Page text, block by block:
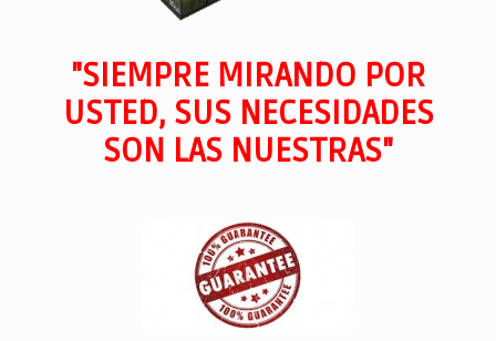
"SIEMPRE MIRANDO POR
USTED, SUS NECESIDADES
SON LAS NUESTRAS"